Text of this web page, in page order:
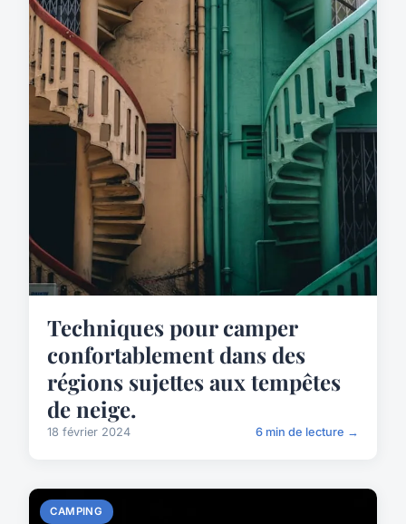
Techniques pour camper
confortablement dans des
régions sujettes aux tempêtes
de neige.
18 février 2024 6 min de lecture →
CAMPING